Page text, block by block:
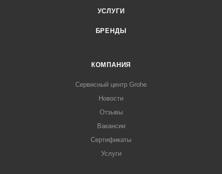
УСЛУГИ
БРЕНДЫ
КОМПАНИЯ
Сервисный центр Grohe
Новости
Отзывы
Вакансии
Сертификаты
Услуги